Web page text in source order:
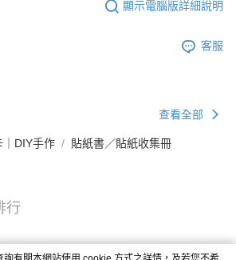
顯示電腦版詳細說明
客服
查看全部
｜DIY手作 貼紙書／貼紙收集冊
行